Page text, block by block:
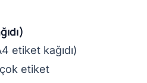
etiket kağıdı)
etiket